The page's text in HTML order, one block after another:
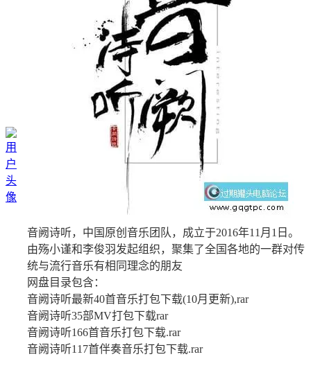
音阙诗听，中国原创音乐团队，成立于2016年11月1日。
由殇小谨和李俊羽发起组织，聚集了全国各地的一群对传
统与流行音乐有相同理念的朋友
网盘目录包含：
音阙诗听最新40首音乐打包下载(10月更新),rar
音阙诗听35部MV打包下载rar
音阙诗听166首音乐打包下载.rar
音阙诗听117首伴奏音乐打包下载.rar